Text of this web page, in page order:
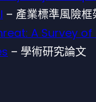
– 產業標準風險框
A Survey of
– 學術研究論文